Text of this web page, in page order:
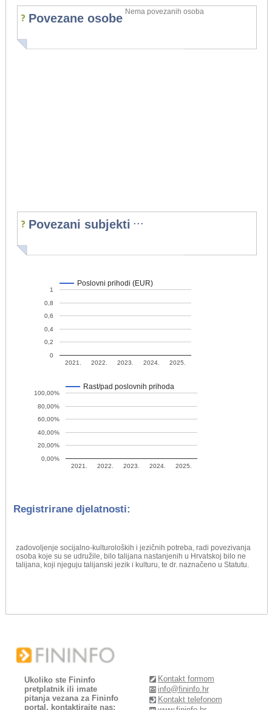
Povezane osobe Nema povezanih osoba
Povezani subjekti ...
Poslovni prihodi (EUR)
2021. 2022. 2023. 2024. 2025.
0
0,2
0,4
0,6
0,8
1
Rast/pad poslovnih prihoda
2021. 2022. 2023. 2024. 2025.
0,00%
20,00%
40,00%
60,00%
80,00%
100,00%
Registrirane djelatnosti:
zadovoljenje socijalno-kulturoloških i jezičnih potreba, radi povezivanja
osoba koje su se udružile, bilo talijana nastanjenih u Hrvatskoj bilo ne
talijana, koji njeguju talijanski jezik i kulturu, te dr. naznačeno u Statutu.
Ukoliko ste Fininfo
pretplatnik ili imate
pitanja vezana za Fininfo
portal, kontaktirajte nas:
Kontakt formom
info@fininfo.hr
Kontakt telefonom